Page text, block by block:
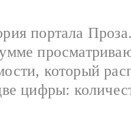
портала
который
цифры: